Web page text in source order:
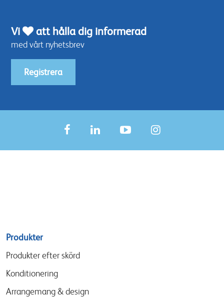
Vi att hålla dig informerad
med vårt nyhetsbrev
Registrera
Sitemap
menu
Produkter
Produkter efter skörd
Konditionering
Arrangemang & design